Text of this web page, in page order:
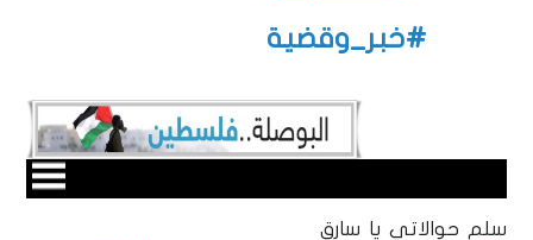
#خبر_وقضية
سلم حوالاتي يا سارق